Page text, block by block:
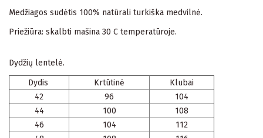
Medžiagos sudėtis 100% natūrali turkiška medvilnė.
Priežiūra: skalbti mašina 30 C temperatūroje.
Dydžių lentelė.
Dydis Krtūtinė
Klubai
42
96
104
44
100
108
46
104
112